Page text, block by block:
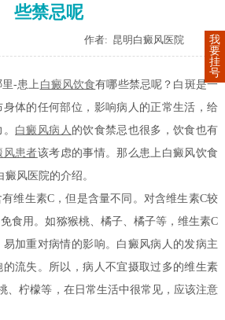
些禁忌呢
作者: 昆明白癜风医院
里-患上 白癜风饮食有哪些禁忌呢？白斑是一
体的任何部位，影响病人的正常生活，给
白癜风病人 的饮食禁忌也很多，饮食也有
风患者该考虑的事情。那么患上白癜风饮食
风医院的介绍。
生素C，但是含量不同。对含维生素C较
食用。如猕猴桃、橘子、橘子等，维生素C
加重对病情的影响。白癜风病人的发病主
流失。所以，病人不宜摄取过多的维生素
、柠檬等，在日常生活中很常见，应该注意
我
要
挂
号